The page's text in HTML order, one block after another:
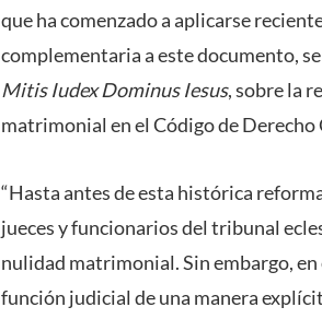
que ha comenzado a aplicarse
complementaria a este documento,
Mitis Iudex Dominus Iesus, sobre la
matrimonial en el Código de Derecho
“Hasta antes de esta histórica
jueces y funcionarios del tribunal
nulidad matrimonial. Sin embargo, en
función judicial de una manera